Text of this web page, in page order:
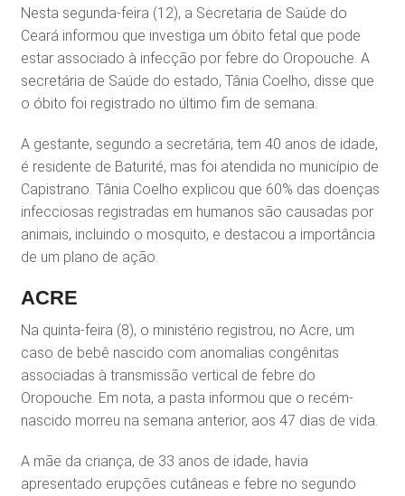
Nesta segunda-feira (12), a Secretaria de Saúde do
Ceará informou que investiga um óbito fetal que pode
estar associado à infecção por febre do Oropouche. A
secretária de Saúde do estado, Tânia Coelho, disse que
o óbito foi registrado no último fim de semana.
A gestante, segundo a secretária, tem 40 anos de idade,
é residente de Baturité, mas foi atendida no município de
Capistrano. Tânia Coelho explicou que 60% das doenças
infecciosas registradas em humanos são causadas por
animais, incluindo o mosquito, e destacou a importância
de um plano de ação.
ACRE
Na quinta-feira (8), o ministério registrou, no Acre, um
caso de bebê nascido com anomalias congênitas
associadas à transmissão vertical de febre do
Oropouche. Em nota, a pasta informou que o recém-
nascido morreu na semana anterior, aos 47 dias de vida.
A mãe da criança, de 33 anos de idade, havia
apresentado erupções cutâneas e febre no segundo